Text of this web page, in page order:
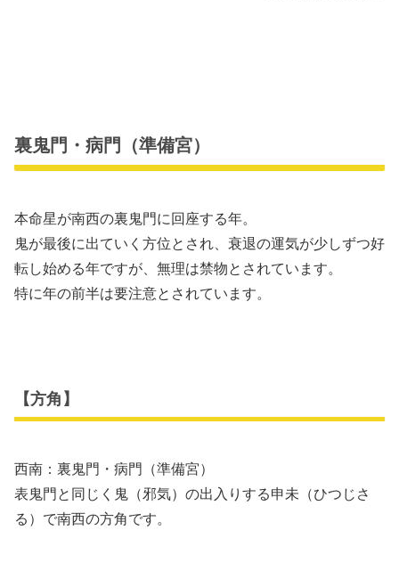
裏鬼門・病門（準備宮）
本命星が南西の裏鬼門に回座する年。
鬼が最後に出ていく方位とされ、衰退の運気が少しずつ好
転し始める年ですが、無理は禁物とされています。
特に年の前半は要注意とされています。
【方角】
西南：裏鬼門・病門（準備宮）
表鬼門と同じく鬼（邪気）の出入りする申未（ひつじさ
る）で南西の方角です。